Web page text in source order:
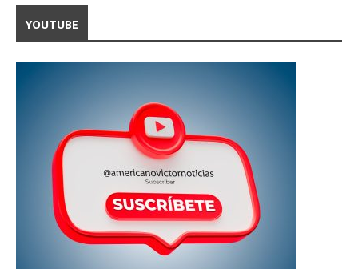
YOUTUBE